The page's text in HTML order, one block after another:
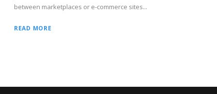
between marketplaces or e-commerce sites...
READ MORE